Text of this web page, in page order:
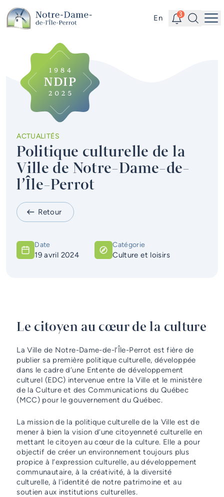
En
Alertes
3
Infolettre
Calendrier des événements
#Tellement beau | Attraits
touristiques
Emplois à la Ville
Carte interactive
Services en ligne
Guichet unique
ACTUALITÉS
Politique culturelle de la
Ville de Notre-Dame-de-
l’Île-Perrot
Retour
Date
19 avril 2024
Catégorie
Culture et loisirs
Le citoyen au cœur de la culture
La Ville de Notre-Dame-de-l’Île-Perrot est fière de
publier sa première politique culturelle, développée
dans le cadre d’une Entente de développement
culturel (EDC) intervenue entre la Ville et le ministère
de la Culture et des Communications du Québec
(MCC) pour le gouvernement du Québec.
La mission de la politique culturelle de la Ville est de
mener à bien la vision d’une citoyenneté culturelle en
mettant le citoyen au cœur de la culture. Elle a pour
objectif de créer un environnement toujours plus
propice à l’expression culturelle, au développement
communautaire, à la créativité, à la diversité
culturelle, à l’identité de notre patrimoine et au
soutien aux institutions culturelles.